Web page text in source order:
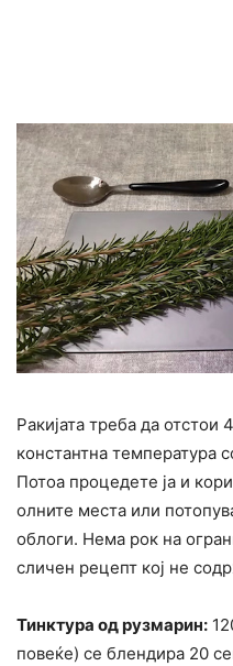
Ракијата треба да
константна температура
Потоа процедете ја и
олните места или
облоги. Нема рок на
сличен рецепт кој не
Тинктура од рузмарин:
повеќе) се блендира 20